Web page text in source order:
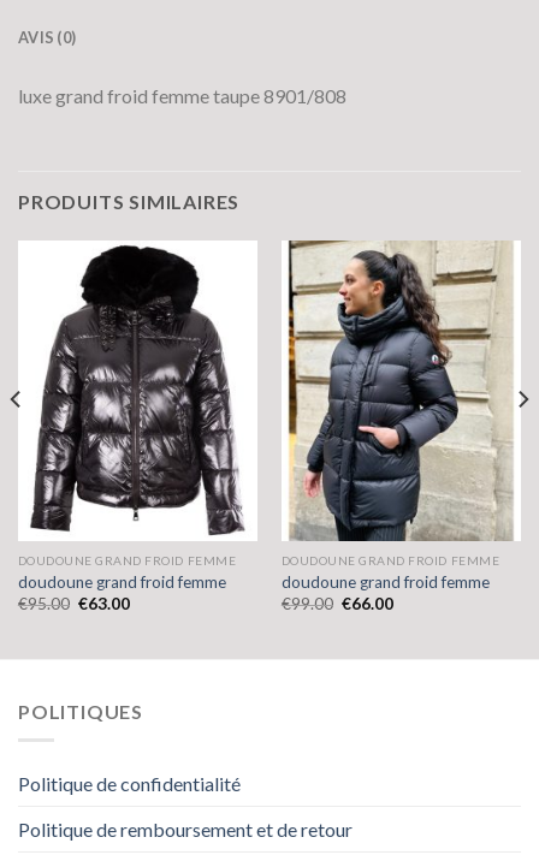
AVIS (0)
luxe grand froid femme taupe 8901/808
PRODUITS SIMILAIRES
DOUDOUNE GRAND FROID FEMME
doudoune grand froid femme
€95.00 €63.00
DOUDOUNE GRAND FROID FEMME
doudoune grand froid femme
€99.00 €66.00
POLITIQUES
Politique de confidentialité
Politique de remboursement et de retour